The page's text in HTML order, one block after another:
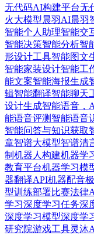
无代码AI构建平台无
火大模型晨羽AI晨羽
智能个人助理智能交
智能决策智能分析智
形设计工具智能图文
智能家装设计智能工
能文案智能海报生成
辑智能翻译智能聊天
设计生成智能语音，
能语音评测 智能语音
智能问答与知识获取
章智谱大模型智谱清
制 机器人构建机器学
教育平台机器学习模
器翻译API机器配音
型训练部署比赛法律
学习深度学习任务深
深度学习模型深度学
研究院游戏工具灵沐